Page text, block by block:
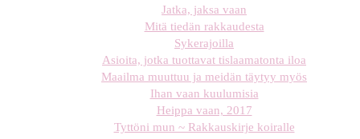
Jatka, jaksa vaan
Mitä tiedän rakkaudesta
Sykerajoilla
Asioita, jotka tuottavat tislaamatonta iloa
Maailma muuttuu ja meidän täytyy myös
Ihan vaan kuulumisia
Heippa vaan, 2017
Tyttöni mun ~ Rakkauskirje koiralle